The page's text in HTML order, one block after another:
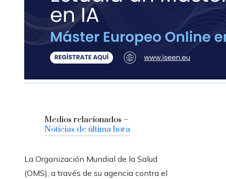
Medios relacionados –
Noticias de última hora
La Organización Mundial de la Salud
(OMS), a través de su agencia contra el